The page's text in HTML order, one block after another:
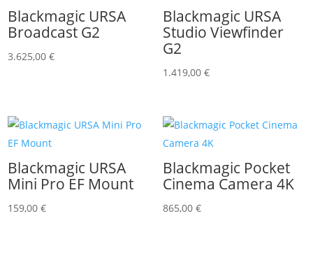
Blackmagic URSA
Broadcast G2
3.625,00€
Blackmagic URSA
Studio Viewfinder
G2
1.419,00 €
Blackmagic URSA
Mini Pro EF Mount
159,00€
Blackmagic Pocket
Cinema Camera 4K
865,00 €